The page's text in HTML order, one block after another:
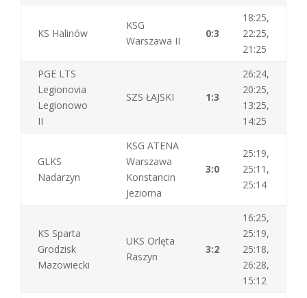
KS Halinów
KSG
Warszawa II
0:3
18:25,
22:25,
21:25
PGE LTS
Legionovia
Legionowo
II
SZS ŁAJSKI 1:3
26:24,
20:25,
13:25,
14:25
GLKS
Nadarzyn
KSG ATENA
Warszawa
Konstancin
Jeziorna
3:0
25:19,
25:11,
25:14
KS Sparta
Grodzisk
Mazowiecki
UKS Orlęta
Raszyn
3:2
16:25,
25:19,
25:18,
26:28,
15:12